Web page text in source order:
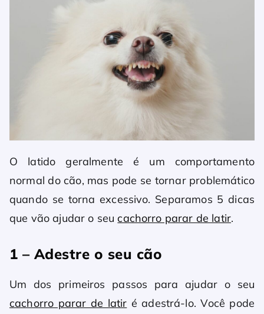
O latido geralmente é um comportamento
normal do cão, mas pode se tornar problemático
quando se torna excessivo. Separamos 5 dicas
que vão ajudar o seucachorro parar de latir.
1 – Adestre o seu cão
Um dos primeiros passos para ajudar o seu
cachorro parar de latir é adestrá-lo. Você pode